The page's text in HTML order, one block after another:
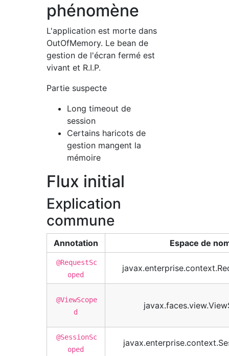
phénomène
L'application est morte dans
OutOfMemory. Le bean de
gestion de l'écran fermé est
vivant et R.I.P.
Partie suspecte
Long timeout de
session
Certains haricots de
gestion mangent la
mémoire
Flux initial
Explication
commune
Annotation Espace de
@RequestSc
oped
@ViewScope
d
@SessionSc
oped